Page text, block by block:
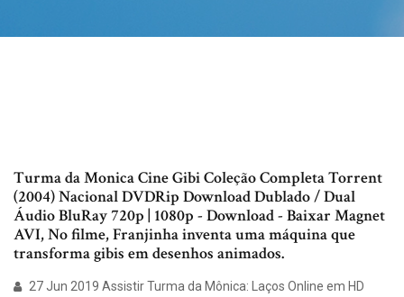
Turma da Monica Cine Gibi Coleção Completa Torrent
(2004) Nacional DVDRip Download Dublado / Dual
Áudio BluRay 720p | 1080p - Download - Baixar Magnet
AVI, No filme, Franjinha inventa uma máquina que
transforma gibis em desenhos animados.
27 Jun 2019 Assistir Turma da Mônica: Laços Online em HD